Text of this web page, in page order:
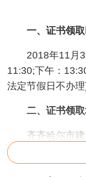
一、证书领取
2018年11月
11:30;下午：
法定节假日不办理)
二、证书领
齐齐哈尔市建
创新创业孵化园(
室。